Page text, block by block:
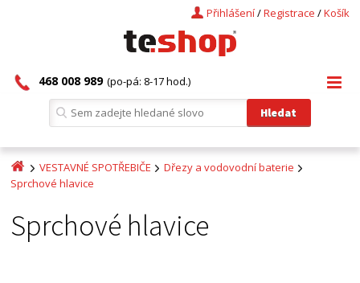
Košík
/
Registrace
/
Přihlášení
468 008 989 (po-pá: 8-17 hod.)
VESTAVNÉ SPOTŘEBIČE
Dřezy a vodovodní baterie
Sprchové hlavice
Sprchové hlavice